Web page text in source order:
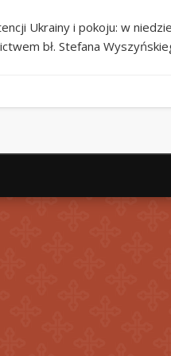
Ukrainy i pokoju: w
bł. Stefana